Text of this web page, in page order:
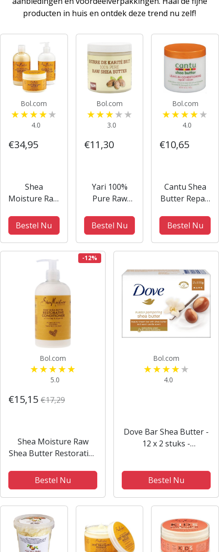
producten in huis en ontdek deze trend nu zelf!
Bol.com
4.0
€34,95
Shea
Moisture Raw
Moisture
Retention
Combination
Bestel Nu
Bol.com
3.0
€11,30
Yari 100%
Pure Raw
500gr
Bestel Nu
Bol.com
4.0
€10,65
Cantu Shea
Butter Repair
In
Conditioner -
473 ml
Bestel Nu
-12%
Bol.com
5.0
€15,15 €17,29
Shea Moisture Raw
Shea Butter Restorative
Bestel Nu
Bol.com
4.0
Dove Bar Shea Butter -
12 x 2 stuks -
Bestel Nu